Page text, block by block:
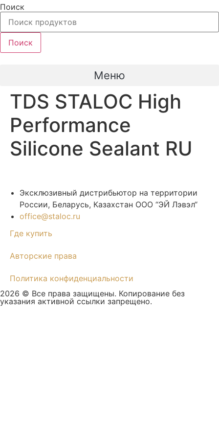
Перейти
содержимому
Поиск
Поиск
Меню
TDS STALOC High
Performance
Silicone Sealant RU
Эксклюзивный дистрибьютор на территории
России, Беларусь, Казахстан ООО “ЭЙ Лэвэл“
office@staloc.ru
Где купить
Авторские права
Политика конфиденциальности
2026 © Все права защищены. Копирование без
указания активной ссылки запрещено.